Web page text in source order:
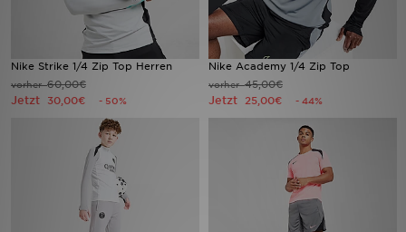
Nike Strike 1/4 Zip Top Herren
vorher60,00€
Jetzt 30,00€ - 50%
Nike Academy 1/4 Zip Top
vorher45,00€
Jetzt 25,00€ - 44%
Sport
Lade die APP
Filialfinder